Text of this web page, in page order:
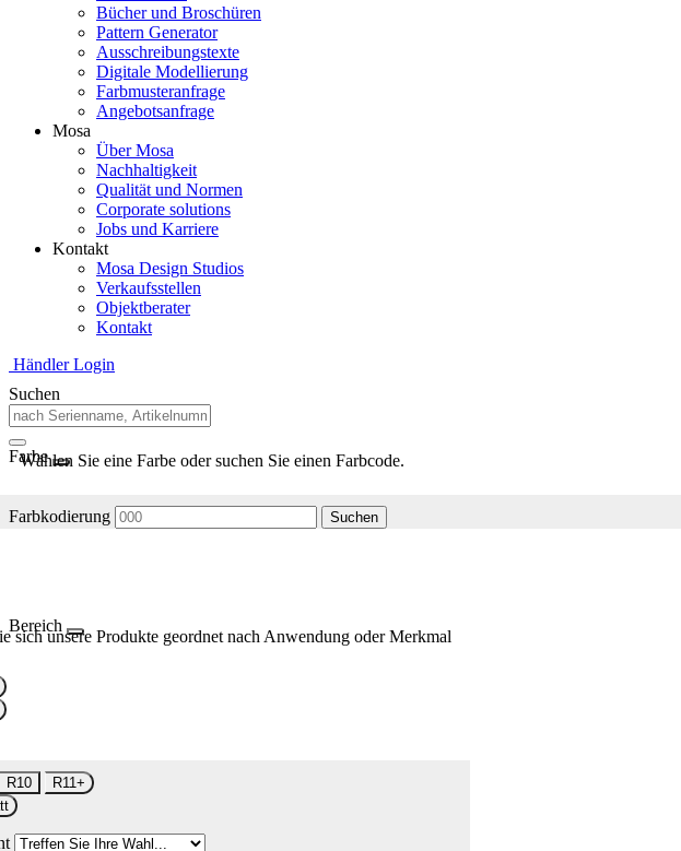
Bücher und Broschüren
Pattern Generator
Ausschreibungstexte
Digitale Modellierung
Farbmusteranfrage
Angebotsanfrage
Mosa
Über Mosa
Nachhaltigkeit
Qualität und Normen
Corporate solutions
Jobs und Karriere
Kontakt
Mosa Design Studios
Verkaufsstellen
Objektberater
Kontakt
Händler Login
Suchen
Farbe
Wählen Sie eine Farbe oder suchen Sie einen Farbcode.
Farbkodierung Suchen
Bereich
sich unsere Produkte geordnet nach Anwendung oder Merkmal
R10
R11+